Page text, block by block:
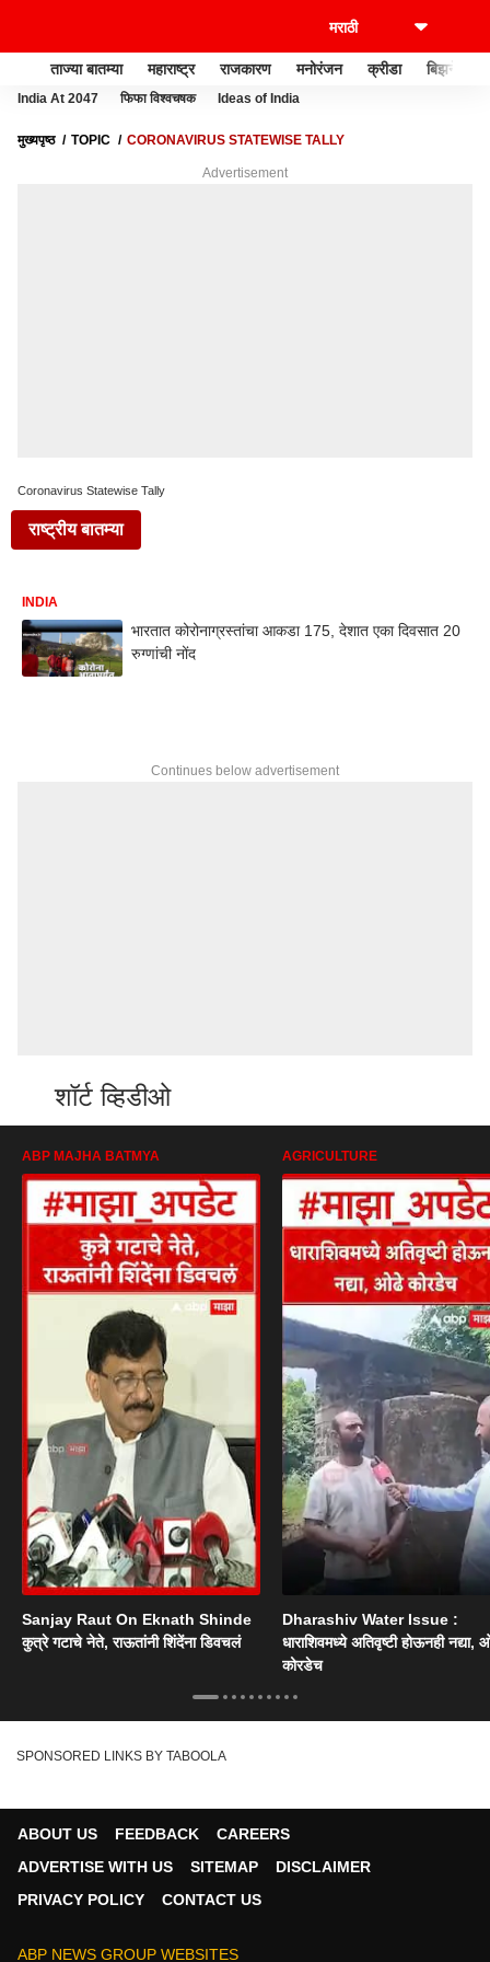
ताज्या बातम्या महाराष्ट्र राजकारण मनोरंजन क्रीडा बिझनेस
India At 2047 फिफा विश्वचषक Ideas of India
मुख्यपृष्ठ TOPIC CORONAVIRUS STATEWISE TALLY
Advertisement
Coronavirus Statewise Tally
राष्ट्रीय बातम्या
INDIA
भारतात कोरोनाग्रस्तांचा आकडा 175, देशात एका दिवसात 20
रुग्णांची नोंद
Continues below advertisement
शॉर्ट व्हिडीओ
ABP MAJHA BATMYA
Sanjay Raut On Eknath Shinde
कुत्रे गटाचे नेते, राऊतांनी शिंदेंना डिवचलं
AGRICULTURE
Dharashiv Water Issue :
धाराशिवमध्ये अतिवृष्टी होऊनही नद्या,
कोरडेच
SPONSORED LINKS BY TABOOLA
ABOUT US FEEDBACK
CAREERS
ADVERTISE WITH US
SITEMAP
DISCLAIMER
PRIVACY POLICY
CONTACT US
ABP NEWS GROUP WEBSITES